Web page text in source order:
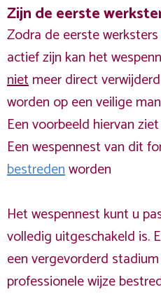
Zijn de eerste
Zodra de eerste
actief zijn kan het
nietmeer direct verwijderd
worden op een veilige
Een voorbeeld hiervan
Een wespennest van dit
bestredenworden
Het wespennest kunt u
volledig uitgeschakeld is.
een vergevorderd
professionele wijze